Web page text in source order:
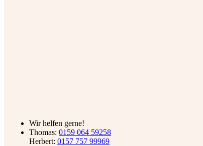
Wir helfen gerne!
Thomas: 0159 064 59258
Herbert: 0157 757 99969